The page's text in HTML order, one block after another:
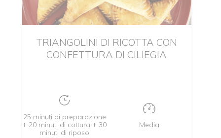
TRIANGOLINI DI RICOTTA CON
CONFETTURA DI CILIEGIA
25 minuti di preparazione
+ 20 minuti di cottura + 30
minuti di riposo
Media